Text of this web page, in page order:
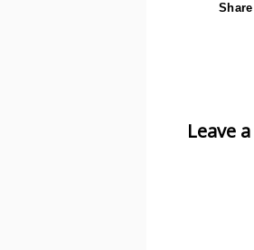
Leave